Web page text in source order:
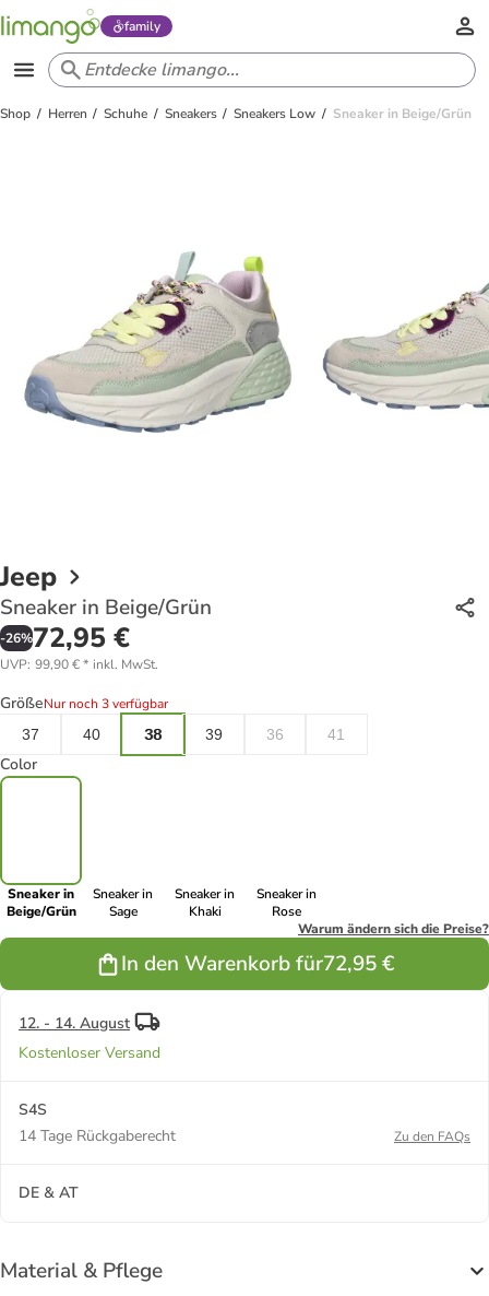
family
Shop Herren Schuhe Sneakers Sneakers Low Sneaker in Beige/Grün
Jeep
Sneaker in Beige/Grün
-26%72,95 €
UVP: 99,90 €* inkl. MwSt.
GrößeNur noch 3 verfügbar
37
40 38 39 36 41
Color
Sneaker in
Beige/Grün
Sneaker in
Sage
Sneaker in
Khaki
Sneaker in
Rose
Warum ändern sich die Preise?
In den Warenkorb für72,95 €
12. - 14. August
Kostenloser Versand
S4S
14 Tage Rückgaberecht
Zu den FAQs
DE & AT
Material & Pflege